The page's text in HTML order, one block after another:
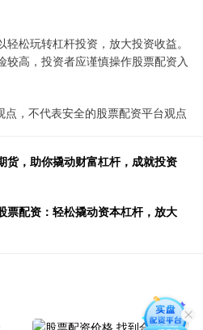
松玩转杠杆投资，放大投资收益。
较高，投资者应谨慎操作股票配资入
点，不代表安全的股票配资平台观点
货，助你撬动财富杠杆，成就投资
票配资：轻松撬动资本杠杆，放大